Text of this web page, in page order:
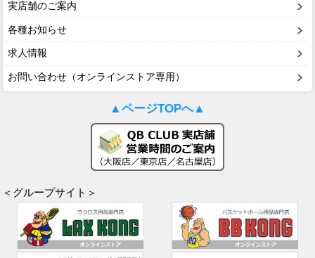
実店舗のご案内
各種お知らせ
求人情報
お問い合わせ（オンラインストア専用）
▲ページTOPへ▲
＜グループサイト＞